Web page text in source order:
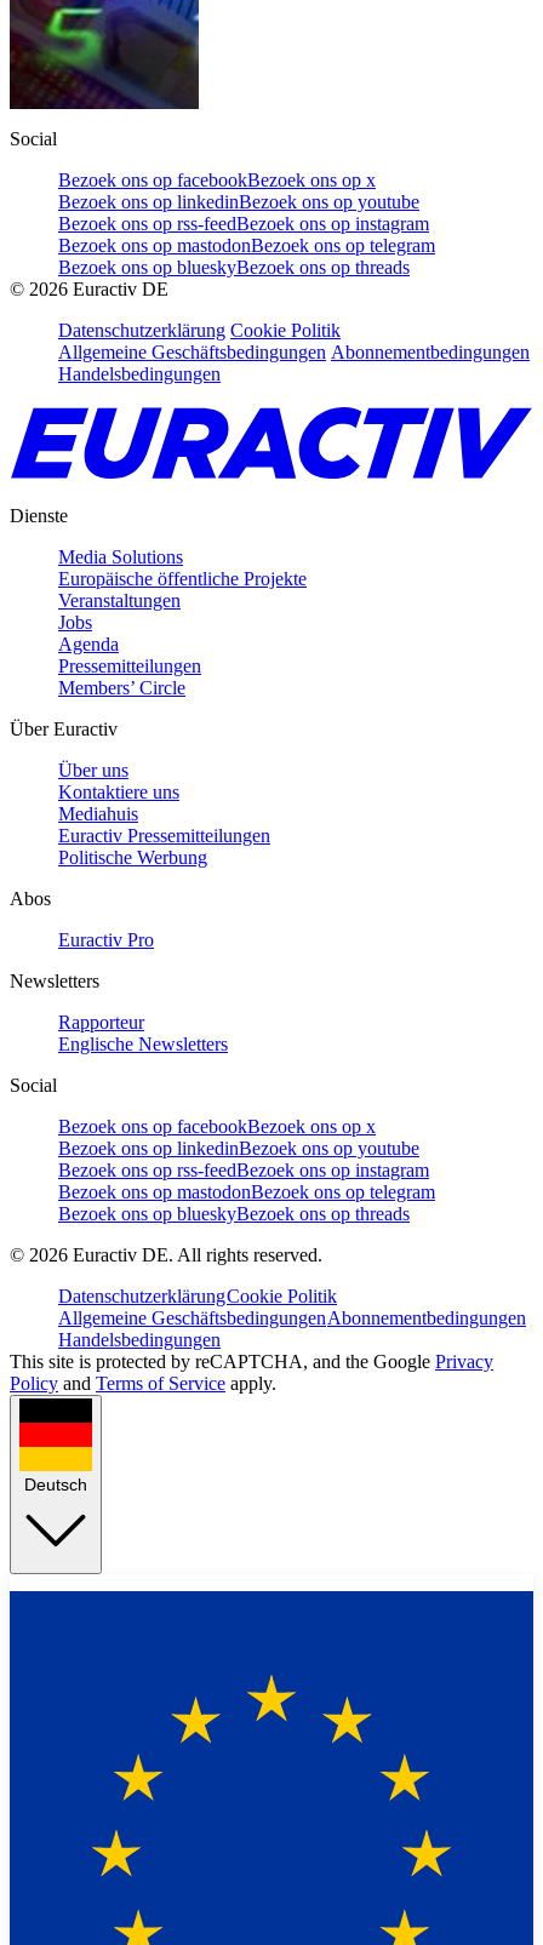
Social
Bezoek ons op facebookBezoek ons op x
Bezoek ons op linkedinBezoek ons op youtube
Bezoek ons op rss-feedBezoek ons op instagram
Bezoek ons op mastodonBezoek ons op telegram
Bezoek ons op blueskyBezoek ons op threads
© 2026 Euractiv DE
Datenschutzerklärung Cookie Politik
Allgemeine Geschäftsbedingungen Abonnementbedingungen
Handelsbedingungen
Dienste
Media Solutions
Europäische öffentliche Projekte
Veranstaltungen
Jobs
Agenda
Pressemitteilungen
Members’ Circle
Über Euractiv
Über uns
Kontaktiere uns
Mediahuis
Euractiv Pressemitteilungen
Politische Werbung
Abos
Euractiv Pro
Newsletters
Rapporteur
Englische Newsletters
Social
Bezoek ons op facebookBezoek ons op x
Bezoek ons op linkedinBezoek ons op youtube
Bezoek ons op rss-feedBezoek ons op instagram
Bezoek ons op mastodonBezoek ons op telegram
Bezoek ons op blueskyBezoek ons op threads
© 2026 Euractiv DE. All rights reserved.
DatenschutzerklärungCookie Politik
Allgemeine GeschäftsbedingungenAbonnementbedingungen
Handelsbedingungen
This site is protected by reCAPTCHA, and the Google Privacy
Policy and Terms of Service apply.
Deutsch